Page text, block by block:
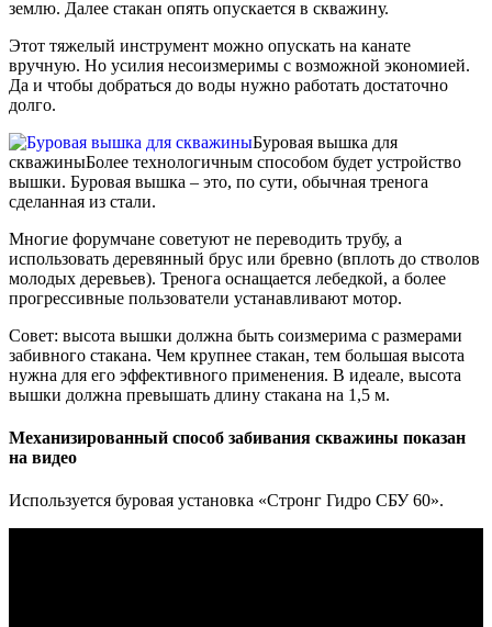
землю. Далее стакан опять опускается в скважину.
Этот тяжелый инструмент можно опускать на канате
вручную. Но усилия несоизмеримы с возможной экономией.
Да и чтобы добраться до воды нужно работать достаточно
долго.
Буровая вышка для
скважиныБолее технологичным способом будет устройство
вышки. Буровая вышка – это, по сути, обычная тренога
сделанная из стали.
Многие форумчане советуют не переводить трубу, а
использовать деревянный брус или бревно (вплоть до стволов
молодых деревьев). Тренога оснащается лебедкой, а более
прогрессивные пользователи устанавливают мотор.
Совет: высота вышки должна быть соизмерима с размерами
забивного стакана. Чем крупнее стакан, тем большая высота
нужна для его эффективного применения. В идеале, высота
вышки должна превышать длину стакана на 1,5 м.
Механизированный способ забивания скважины показан
на видео
Используется буровая установка «Стронг Гидро СБУ 60».